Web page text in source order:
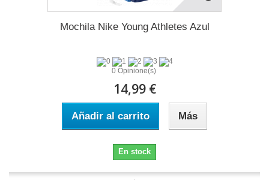
Mochila Nike Young Athletes Azul
0 Opinione(s)
14,99 €
Añadir al carrito Más
En stock